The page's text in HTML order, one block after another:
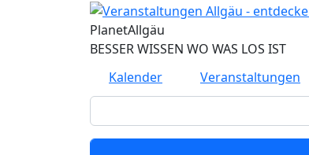
Direkt zum Inhalt
PlanetAllgäu
BESSER WISSEN WO WAS LOS IST
Kalender
Veranstaltungen